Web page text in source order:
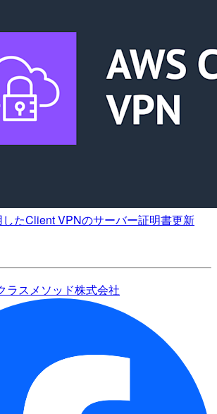
たClient VPNのサーバー証明書更新
ラスメソッド株式会社